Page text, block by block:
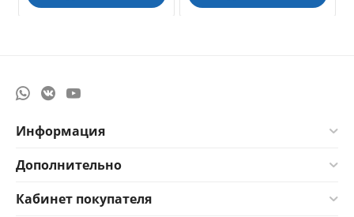
Информация
Дополнительно
Кабинет покупателя